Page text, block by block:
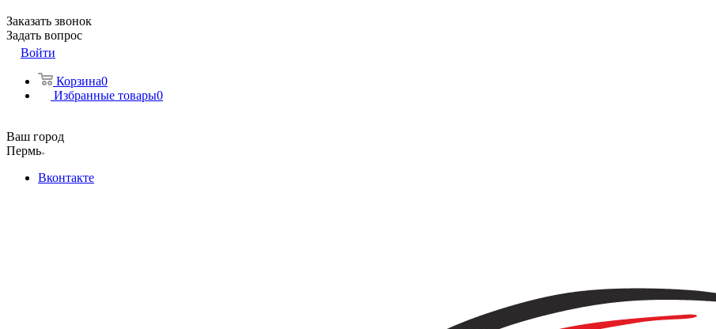
Заказать звонок
Задать вопрос
Войти
Корзина0
Избранные товары0
Ваш город
Пермь
Вконтакте